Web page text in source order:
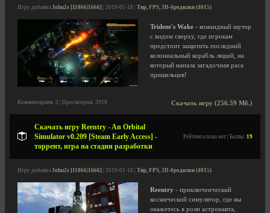
Игру добавил John2s [11866|1666] | 2019-01-18 | Тир, FPS, 3D-бродилки (4015)
Trident's Wake - командный шутер
с видом сверху, где игрокам
предстоит защитить последний
колониальный корабль людей, на
который напала загадочная раса
пришельцев!
Скачать игру (256.59 Мб.)
Комментариев: 2 | Просмотров: 2919
Скачать игру Reentry - An Orbital
Simulator v0.209 [Steam Early Access] -
торрент, игра на стадии разработки
Рейтинга пока нет | Баллы: 19
Игру добавил John2s [11866|1666] | 2019-01-18 | Тир, FPS, 3D-бродилки (4015)
Reentry - приключенческий
космический симулятор, где вы
окажетесь в роли астронавта,